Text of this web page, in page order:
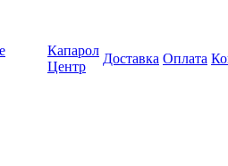
Капарол
Центр
Доставка Оплата